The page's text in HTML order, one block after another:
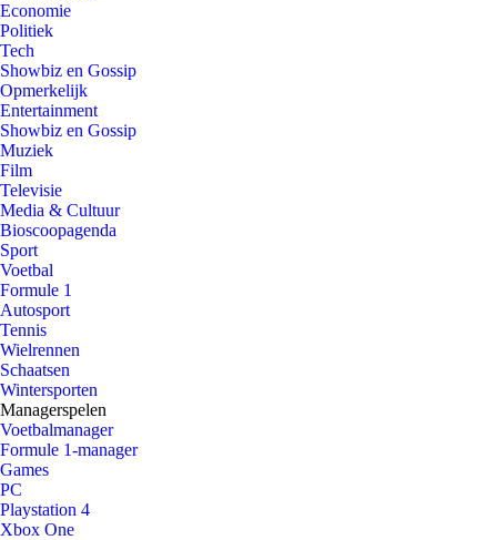
Economie
Politiek
Tech
Showbiz en Gossip
Opmerkelijk
Entertainment
Showbiz en Gossip
Muziek
Film
Televisie
Media & Cultuur
Bioscoopagenda
Sport
Voetbal
Formule 1
Autosport
Tennis
Wielrennen
Schaatsen
Wintersporten
Managerspelen
Voetbalmanager
Formule 1-manager
Games
PC
Playstation 4
Xbox One